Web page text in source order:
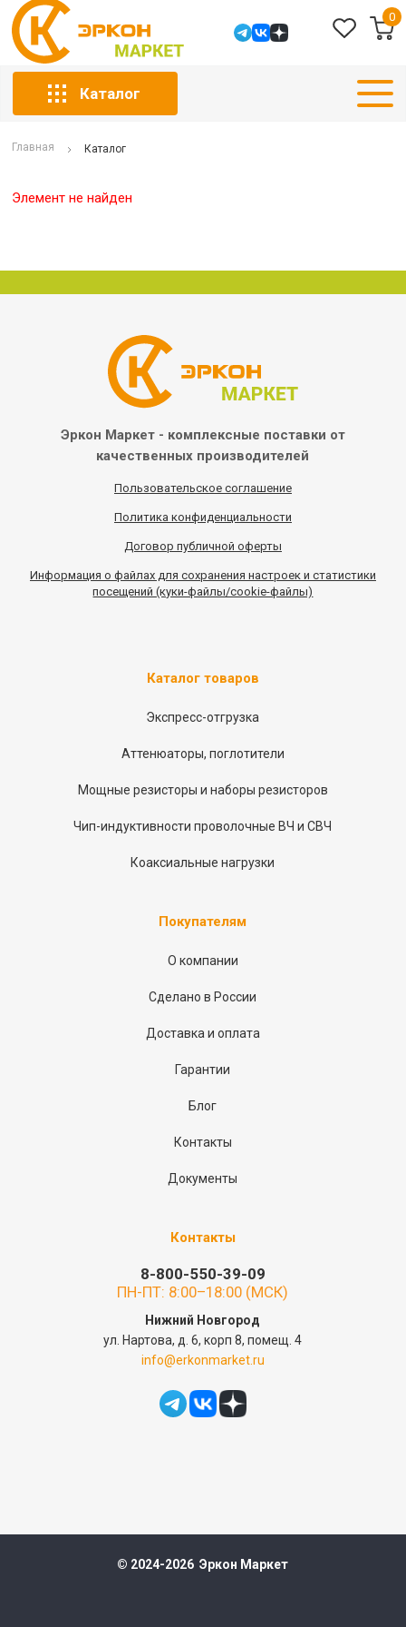
0
Каталог
Главная Каталог
Элемент не найден
Эркон Маркет - комплексные поставки от
качественных производителей
Пользовательское соглашение
Политика конфиденциальности
Договор публичной оферты
Информация о файлах для сохранения настроек и статистики
посещений (куки-файлы/cookie-файлы)
Каталог товаров
Экспресс-отгрузка
Аттенюаторы, поглотители
Мощные резисторы и наборы резисторов
Чип-индуктивности проволочные ВЧ и СВЧ
Коаксиальные нагрузки
Покупателям
О компании
Сделано в России
Доставка и оплата
Гарантии
Блог
Контакты
Документы
Контакты
8-800-550-39-09
ПН-ПТ: 8:00–18:00 (МСК)
Нижний Новгород
ул. Нартова, д. 6, корп 8, помещ. 4
info@erkonmarket.ru
© 2024-2026 Эркон Маркет